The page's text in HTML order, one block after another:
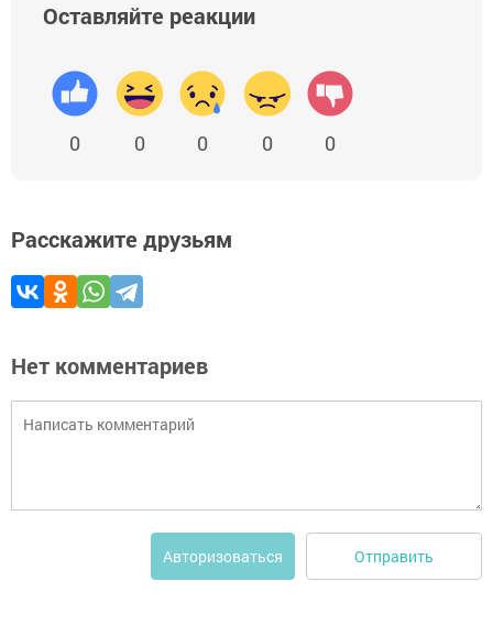
Оставляйте реакции
0 0 0 0 0
Расскажите друзьям
Нет комментариев
Авторизоваться Отправить